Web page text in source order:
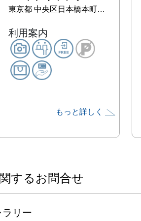
東京都 中央区日本橋本町1-5-17 町田ビル4F
利用案内
もっと詳しく
するお問合せ
リー